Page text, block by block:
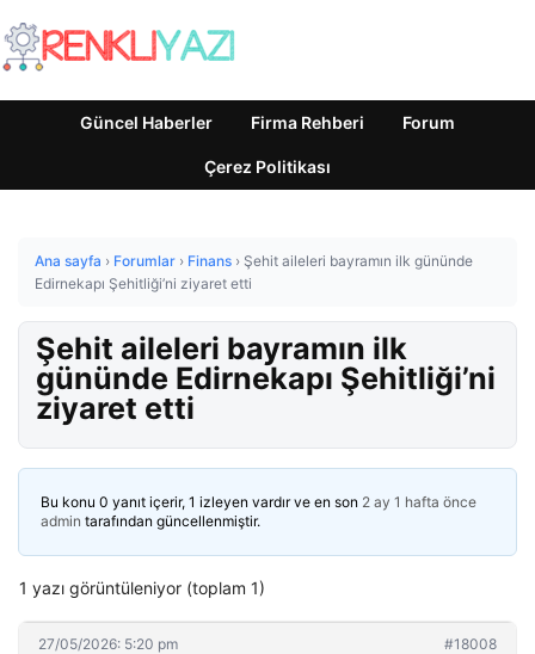
Güncel Haberler Firma Rehberi Forum
Çerez Politikası
Ana sayfa › Forumlar › Finans › Şehit aileleri bayramın ilk gününde
Edirnekapı Şehitliği’ni ziyaret etti
Şehit aileleri bayramın ilk
gününde Edirnekapı Şehitliği’ni
ziyaret etti
Bu konu 0 yanıt içerir, 1 izleyen vardır ve en son 2 ay 1 hafta önce
admin tarafından güncellenmiştir.
1 yazı görüntüleniyor (toplam 1)
27/05/2026: 5:20 pm #18008